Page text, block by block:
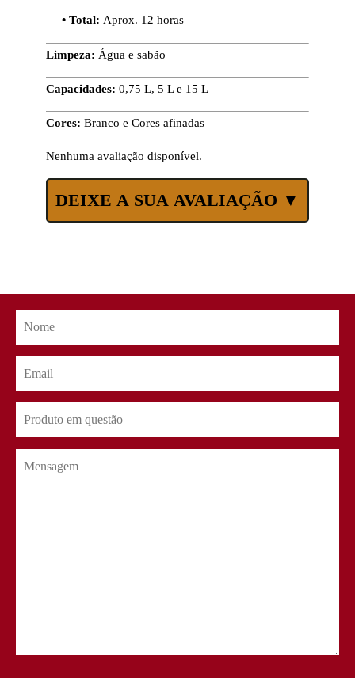
• Total: Aprox. 12 horas
Limpeza: Água e sabão
Capacidades: 0,75 L, 5 L e 15 L
Cores: Branco e Cores afinadas
Nenhuma avaliação disponível.
DEIXE A SUA AVALIAÇÃO ▼